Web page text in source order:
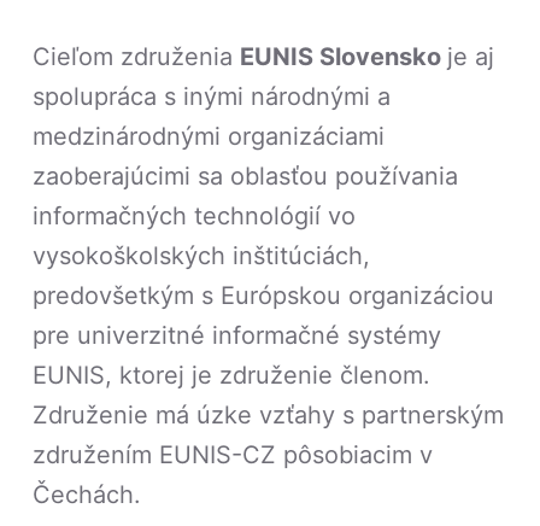
Cieľom združenia EUNIS Slovensko je aj
spolupráca s inými národnými a
medzinárodnými organizáciami
zaoberajúcimi sa oblasťou používania
informačných technológií vo
vysokoškolských inštitúciách,
predovšetkým s Európskou organizáciou
pre univerzitné informačné systémy
EUNIS, ktorej je združenie členom.
Združenie má úzke vzťahy s partnerským
združením EUNIS-CZ pôsobiacim v
Čechách.